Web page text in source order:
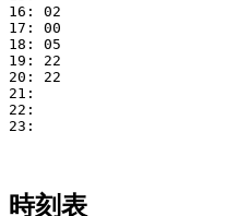
16: 02
17: 00
18: 05
19: 22
20: 22
21:
22:
23:
時刻表